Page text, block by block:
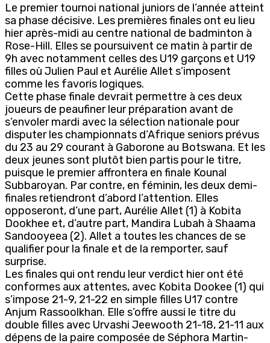
Le premier tournoi national juniors de l’année atteint
sa phase décisive. Les premières finales ont eu lieu
hier après-midi au centre national de badminton à
Rose-Hill. Elles se poursuivent ce matin à partir de
9h avec notamment celles des U19 garçons et U19
filles où Julien Paul et Aurélie Allet s’imposent
comme les favoris logiques.
Cette phase finale devrait permettre à ces deux
joueurs de peaufiner leur préparation avant de
s’envoler mardi avec la sélection nationale pour
disputer les championnats d’Afrique seniors prévus
du 23 au 29 courant à Gaborone au Botswana. Et les
deux jeunes sont plutôt bien partis pour le titre,
puisque le premier affrontera en finale Kounal
Subbaroyan. Par contre, en féminin, les deux demi-
finales retiendront d’abord l’attention. Elles
opposeront, d’une part, Aurélie Allet (1) à Kobita
Dookhee et, d’autre part, Mandira Lubah à Shaama
Sandooyeea (2). Allet a toutes les chances de se
qualifier pour la finale et de la remporter, sauf
surprise.
Les finales qui ont rendu leur verdict hier ont été
conformes aux attentes, avec Kobita Dookee (1) qui
s’impose 21-9, 21-22 en simple filles U17 contre
Anjum Rassoolkhan. Elle s’offre aussi le titre du
double filles avec Urvashi Jeewooth 21-18, 21-11 aux
dépens de la paire composée de Séphora Martin-